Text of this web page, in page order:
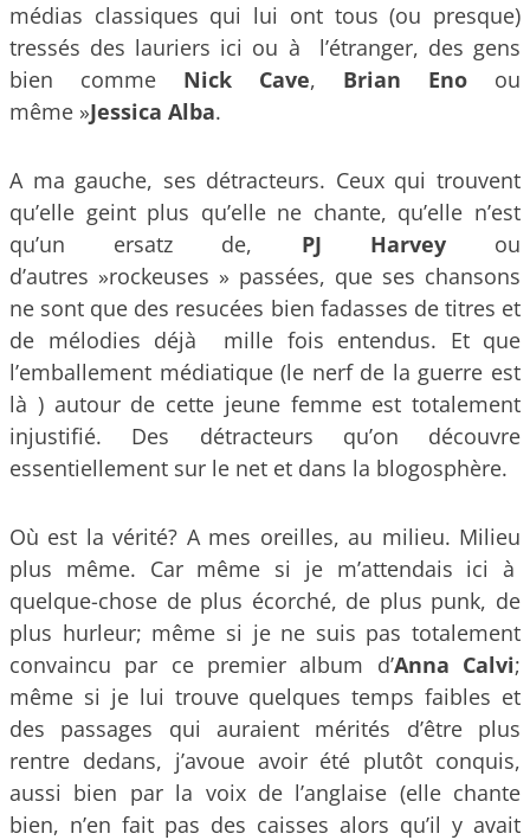
médias classiques qui lui ont tous (ou presque)
tressés des lauriers ici ou à l’étranger, des gens
bien comme Nick Cave, Brian Eno ou
même »Jessica Alba.
A ma gauche, ses détracteurs. Ceux qui trouvent
qu’elle geint plus qu’elle ne chante, qu’elle n’est
qu’un ersatz de, PJ Harvey ou
d’autres »rockeuses » passées, que ses chansons
ne sont que des resucées bien fadasses de titres et
de mélodies déjà mille fois entendus. Et que
l’emballement médiatique (le nerf de la guerre est
là ) autour de cette jeune femme est totalement
injustifié. Des détracteurs qu’on découvre
essentiellement sur le net et dans la blogosphère.
Où est la vérité? A mes oreilles, au milieu. Milieu
plus même. Car même si je m’attendais ici à
quelque-chose de plus écorché, de plus punk, de
plus hurleur; même si je ne suis pas totalement
convaincu par ce premier album d’Anna Calvi;
même si je lui trouve quelques temps faibles et
des passages qui auraient mérités d’être plus
rentre dedans, j’avoue avoir été plutôt conquis,
aussi bien par la voix de l’anglaise (elle chante
bien, n’en fait pas des caisses alors qu’il y avait